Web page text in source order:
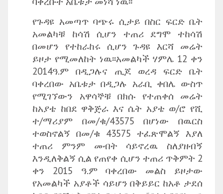
የጉዳዩ አመጣጥ ባጭሩ ሲታይ በስር ፍርድ ቤት
አመልካቹ ከሳሽ ሲሆን ተጠሪ ደግሞ ተከሳሽ
በመሆን የተከራከሩ ሲሆን ጉዳዩ እርሻ መሬት
ይዞታ የሚመለከት ነዉ፡፡አመልካች ሃምሌ 12 ቀን
2014ዓ.ም በዲጋሉና ጢጆ ወረዳ ፍርድ ቤት
ባቀረበው አቤቱታ በዲጋሉ አራቢ ቀበሌ ውስጥ
የሚገኘውን አዋሳኞቹ በክሱ የተጠቀሰ መሬት
ከአያቴ ከበደ ዋቅጅራ እና ሴት አያቴ ወ/ሮ የሺ
ተ/ማሪያም በመ/ቁ/43575 በሆነው በዉርስ
ተወስኖልኝ በመ/ቁ 43575 ተፈጽሞልኝ እያለ
ተጠሪ ምንም መብት ሳይኖረዉ ስለያዘብኝ
እንዲለቅልኝ ሲል የጠየቀ ሲሆን ተጠሪ ጥቅምት 2
ቀን 2015 ዓ.ም ባቀረበው መልስ ይዞታው
የአመልካች አያቶች ሳይሆን በቅይይር ከአቶ ታደሰ